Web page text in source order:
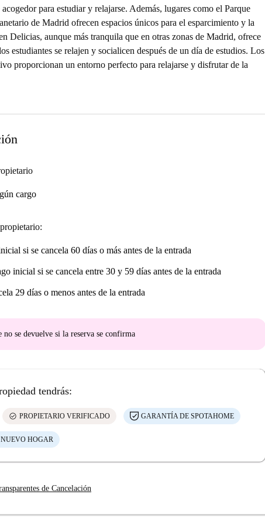
para estudiar y relajarse. Además, lugares como el Parque
de Madrid ofrecen espacios únicos para el esparcimiento y la
Delicias, aunque más tranquila que en otras zonas de Madrid, ofrece
estudiantes se relajen y socialicen después de un día de estudios. Los
proporcionan un entorno perfecto para relajarse y disfrutar de la
cargo
si se cancela 60 días o más antes de la entrada
inicial si se cancela entre 30 y 59 días antes de la entrada
29 días o menos antes de la entrada
no se devuelve si la reserva se confirma
tendrás:
check_circle PROPIETARIO VERIFICADO GARANTÍA DE SPOTAHOME
HOGAR
de Cancelación